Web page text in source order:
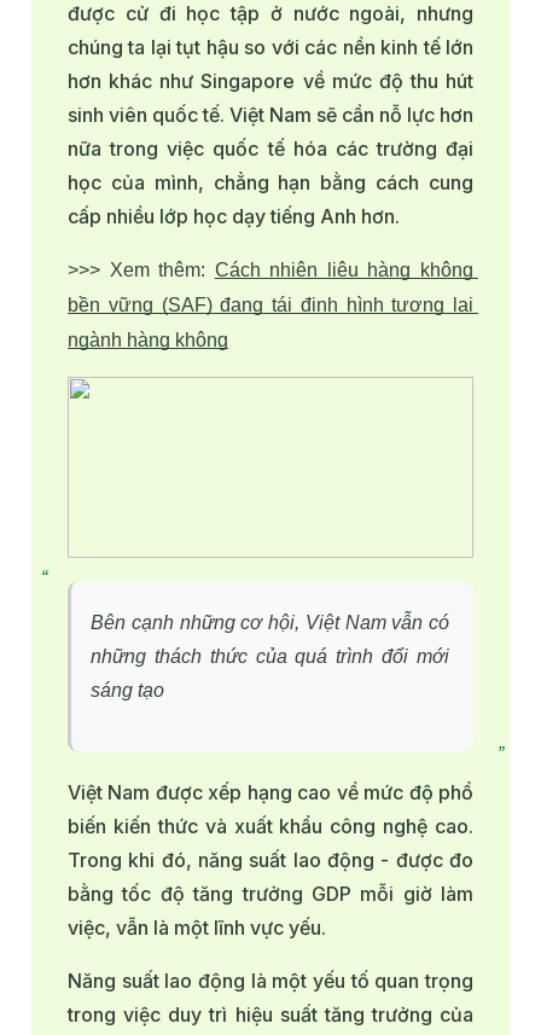
được cử đi học tập ở nước ngoài, nhưng
chúng ta lại tụt hậu so với các nền kinh tế lớn
hơn khác như Singapore về mức độ thu hút
sinh viên quốc tế. Việt Nam sẽ cần nỗ lực hơn
nữa trong việc quốc tế hóa các trường đại
học của mình, chẳng hạn bằng cách cung
cấp nhiều lớp học dạy tiếng Anh hơn.
>>> Xem thêm: Cách nhiên liệu hàng không
bền vững (SAF) đang tái định hình tương lai
ngành hàng không
Bên cạnh những cơ hội, Việt Nam vẫn có
những thách thức của quá trình đổi mới
sáng tạo
Việt Nam được xếp hạng cao về mức độ phổ
biến kiến thức và xuất khẩu công nghệ cao.
Trong khi đó, năng suất lao động - được đo
bằng tốc độ tăng trưởng GDP mỗi giờ làm
việc, vẫn là một lĩnh vực yếu.
Năng suất lao động là một yếu tố quan trọng
trong việc duy trì hiệu suất tăng trưởng của